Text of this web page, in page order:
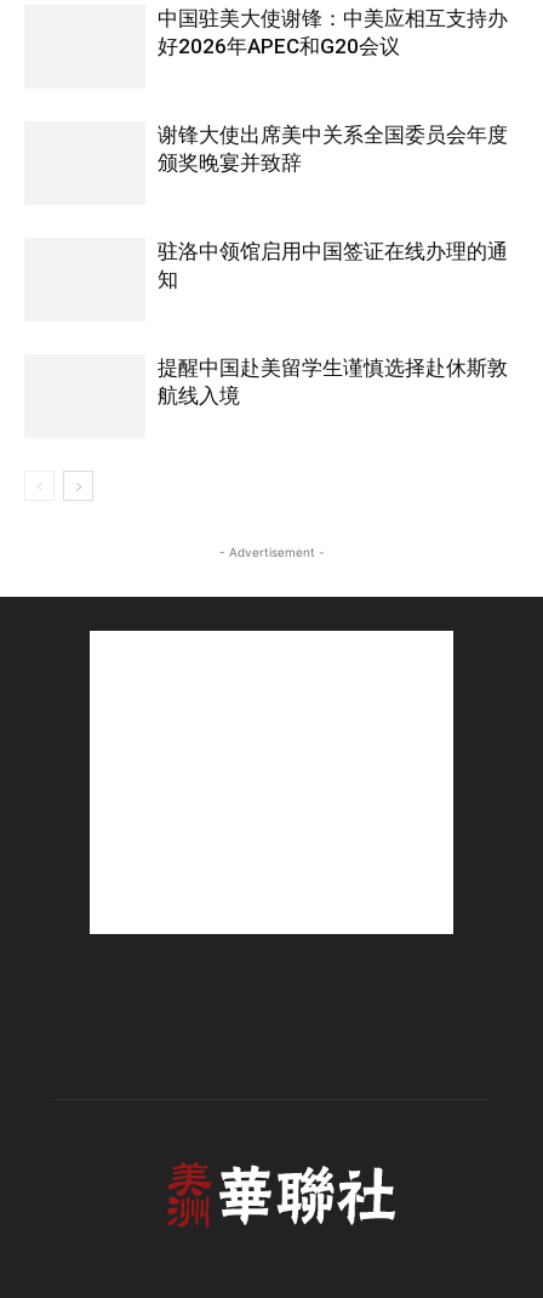
中国驻美大使谢锋：中美应相互支持办
好2026年APEC和G20会议
谢锋大使出席美中关系全国委员会年度
颁奖晚宴并致辞
驻洛中领馆启用中国签证在线办理的通
知
提醒中国赴美留学生谨慎选择赴休斯敦
航线入境
- Advertisement -